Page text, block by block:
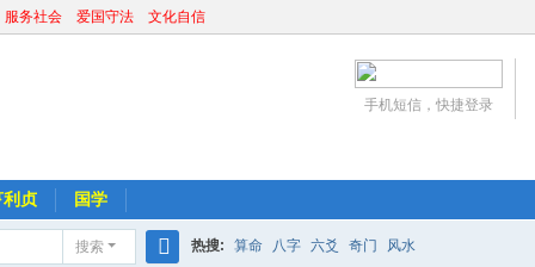
务社会 爱国守法 文化自信
手机短信，快捷登录
利贞 国学
搜索 热搜: 算命 八字 六爻 奇门 风水